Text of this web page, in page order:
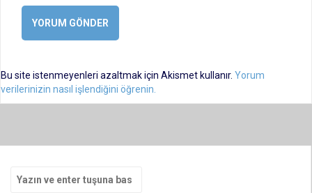
Bu site istenmeyenleri azaltmak için Akismet kullanır. Yorum
verilerinizin nasıl işlendiğini öğrenin.
yap: